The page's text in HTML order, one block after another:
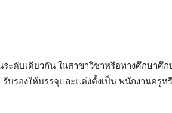
ดับเดียวกัน ในสาขาวิชาหรือทางศึกษาศึก
บรองให้บรรจุและแต่งตั้งเป็น พนักงานครูห